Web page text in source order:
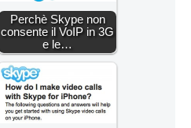
Perchè Skype non
consente il VoIP in 3G
e le…